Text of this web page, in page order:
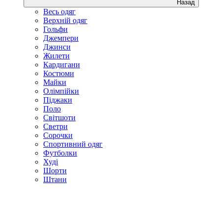
Назад
Весь одяг
Верхній одяг
Гольфи
Джемпери
Джинси
Жилети
Кардигани
Костюми
Майки
Олімпійки
Піджаки
Поло
Світшоти
Светри
Сорочки
Спортивний одяг
Футболки
Худі
Шорти
Штани